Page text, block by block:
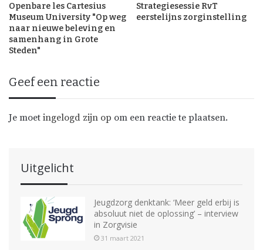
Openbare les Cartesius
Museum University "Op weg
naar nieuwe beleving en
samenhang in Grote
Steden"
Strategiesessie RvT
eerstelijns zorginstelling
Geef een reactie
Je moet ingelogd zijn op om een reactie te plaatsen.
Uitgelicht
Jeugdzorg denktank: ‘Meer geld erbij is
absoluut niet de oplossing’ – interview
in Zorgvisie
31 maart 2021